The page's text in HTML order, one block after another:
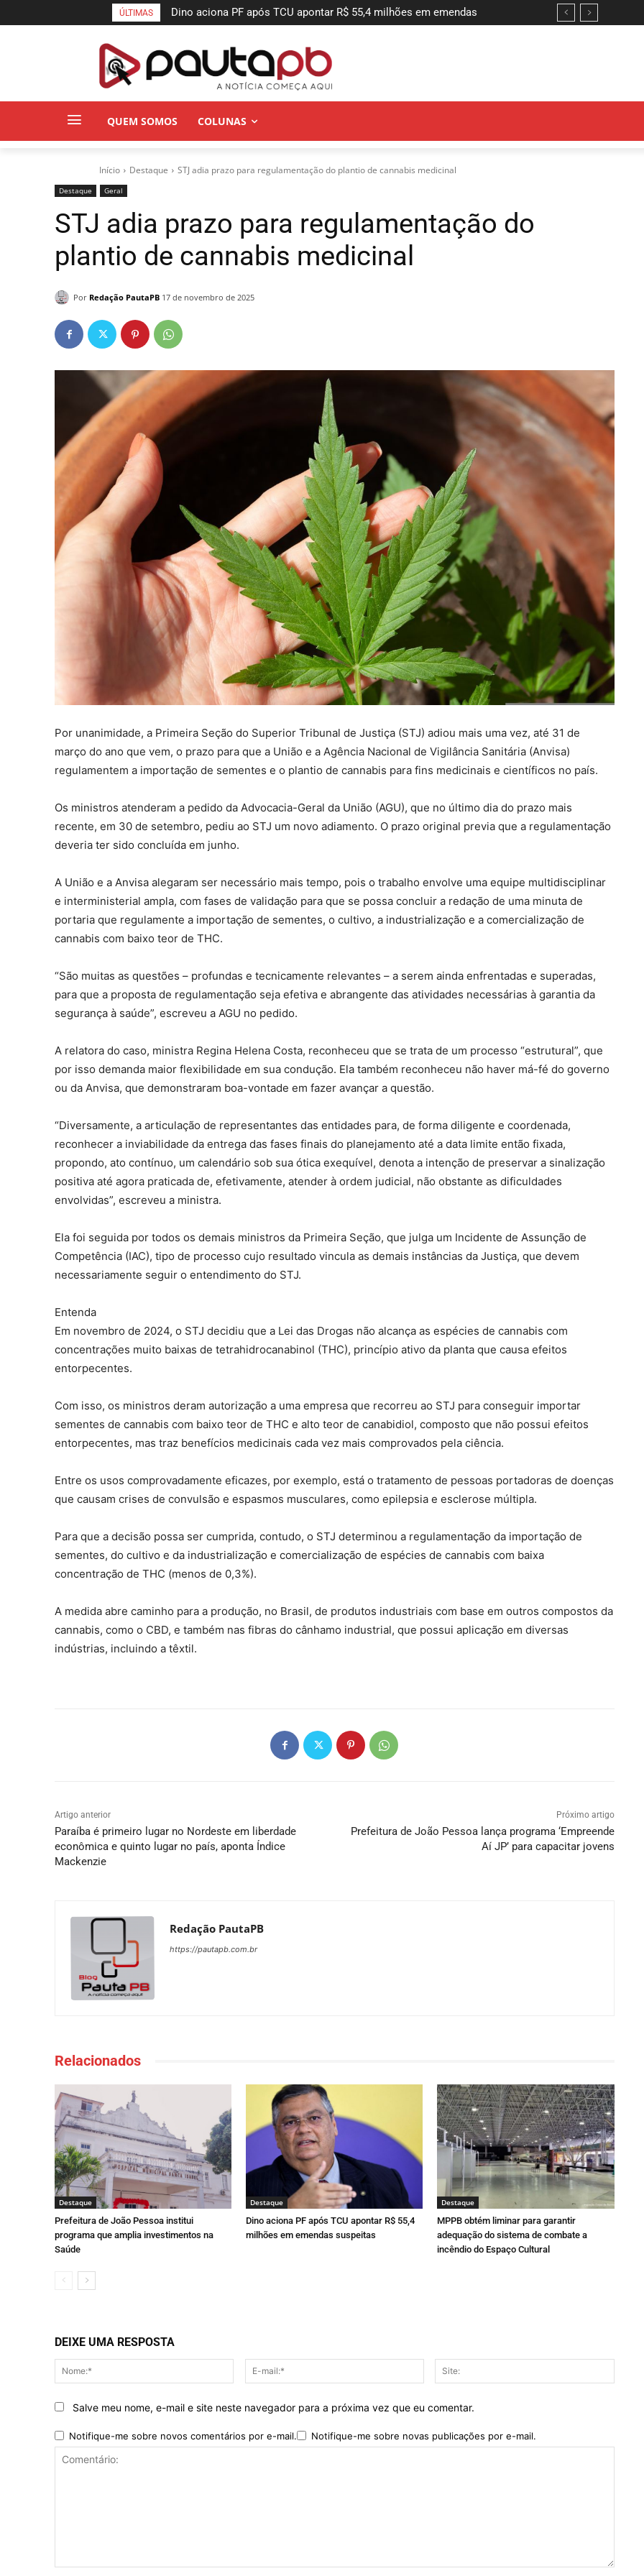
ÚLTIMAS
Dino aciona PF após TCU apontar R$ 55,4 milhões em emendas
MPPB obtém liminar para garantir adequação do sistema de combate
QUEM SOMOS COLUNAS
Início Destaque STJ adia prazo para regulamentação do plantio de cannabis medicinal
Destaque Geral
STJ adia prazo para regulamentação do
plantio de cannabis medicinal
Por Redação PautaPB 17 de novembro de 2025
Por unanimidade, a Primeira Seção do Superior Tribunal de Justiça (STJ) adiou mais uma vez, até 31 de
março do ano que vem, o prazo para que a União e a Agência Nacional de Vigilância Sanitária (Anvisa)
regulamentem a importação de sementes e o plantio de cannabis para fins medicinais e científicos no país.
Os ministros atenderam a pedido da Advocacia-Geral da União (AGU), que no último dia do prazo mais
recente, em 30 de setembro, pediu ao STJ um novo adiamento. O prazo original previa que a regulamentação
deveria ter sido concluída em junho.
A União e a Anvisa alegaram ser necessário mais tempo, pois o trabalho envolve uma equipe multidisciplinar
e interministerial ampla, com fases de validação para que se possa concluir a redação de uma minuta de
portaria que regulamente a importação de sementes, o cultivo, a industrialização e a comercialização de
cannabis com baixo teor de THC.
“São muitas as questões – profundas e tecnicamente relevantes – a serem ainda enfrentadas e superadas,
para que a proposta de regulamentação seja efetiva e abrangente das atividades necessárias à garantia da
segurança à saúde”, escreveu a AGU no pedido.
A relatora do caso, ministra Regina Helena Costa, reconheceu que se trata de um processo “estrutural”, que
por isso demanda maior flexibilidade em sua condução. Ela também reconheceu não haver má-fé do governo
ou da Anvisa, que demonstraram boa-vontade em fazer avançar a questão.
“Diversamente, a articulação de representantes das entidades para, de forma diligente e coordenada,
reconhecer a inviabilidade da entrega das fases finais do planejamento até a data limite então fixada,
propondo, ato contínuo, um calendário sob sua ótica exequível, denota a intenção de preservar a sinalização
positiva até agora praticada de, efetivamente, atender à ordem judicial, não obstante as dificuldades
envolvidas”, escreveu a ministra.
Ela foi seguida por todos os demais ministros da Primeira Seção, que julga um Incidente de Assunção de
Competência (IAC), tipo de processo cujo resultado vincula as demais instâncias da Justiça, que devem
necessariamente seguir o entendimento do STJ.
Entenda
Em novembro de 2024, o STJ decidiu que a Lei das Drogas não alcança as espécies de cannabis com
concentrações muito baixas de tetrahidrocanabinol (THC), princípio ativo da planta que causa efeitos
entorpecentes.
Com isso, os ministros deram autorização a uma empresa que recorreu ao STJ para conseguir importar
sementes de cannabis com baixo teor de THC e alto teor de canabidiol, composto que não possui efeitos
entorpecentes, mas traz benefícios medicinais cada vez mais comprovados pela ciência.
Entre os usos comprovadamente eficazes, por exemplo, está o tratamento de pessoas portadoras de doenças
que causam crises de convulsão e espasmos musculares, como epilepsia e esclerose múltipla.
Para que a decisão possa ser cumprida, contudo, o STJ determinou a regulamentação da importação de
sementes, do cultivo e da industrialização e comercialização de espécies de cannabis com baixa
concentração de THC (menos de 0,3%).
A medida abre caminho para a produção, no Brasil, de produtos industriais com base em outros compostos da
cannabis, como o CBD, e também nas fibras do cânhamo industrial, que possui aplicação em diversas
indústrias, incluindo a têxtil.
Artigo anterior
Paraíba é primeiro lugar no Nordeste em liberdade
econômica e quinto lugar no país, aponta Índice
Mackenzie
Próximo artigo
Prefeitura de João Pessoa lança programa ‘Empreende
Aí JP’ para capacitar jovens
Redação PautaPB
https://pautapb.com.br
Relacionados
Destaque
Prefeitura de João Pessoa institui
programa que amplia investimentos na
Saúde
Destaque
Dino aciona PF após TCU apontar R$ 55,4
milhões em emendas suspeitas
Destaque
MPPB obtém liminar para garantir
adequação do sistema de combate a
incêndio do Espaço Cultural
DEIXE UMA RESPOSTA
Nome:*
mail:*
Salve meu nome, e-mail e site neste navegador para a próxima vez que eu comentar.
Notifique-me sobre novos comentários por e-mail. Notifique-me sobre novas publicações por e-mail.